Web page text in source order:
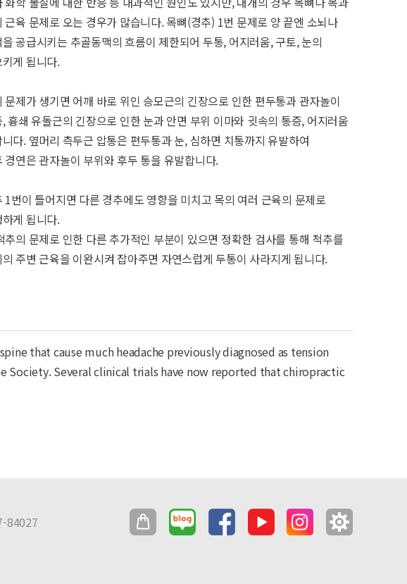
근육 문제로 오는 경우가 많습니다. 목뼈(경추) 1번 문제로 양 끝엔 소뇌나
공급시키는 추골동맥의 흐름이 제한되어 두통, 어지러움, 구토, 눈의
게 됩니다.
문제가 생기면 어깨 바로 위인 승모근의 긴장으로 인한 편두통과 관자놀이
흉쇄 유돌근의 긴장으로 인한 눈과 안면 부위 이마와 귓속의 통증, 어지러움
다. 옆머리 측두근 압통은 편두통과 눈, 심하면 치통까지 유발하여
경연은 관자놀이 부위와 후두 통을 유발합니다.
1번이 틀어지면 다른 경추에도 영향을 미치고 목의 여러 근육의 문제로
게 됩니다.
추의 문제로 인한 다른 추가적인 부분이 있으면 정확한 검사를 통해 척추를
주변 근육을 이완시켜 잡아주면 자연스럽게 두통이 사라지게 됩니다.
that cause much headache previously diagnosed as tension
Society. Several clinical trials have now reported that chiropractic
84027